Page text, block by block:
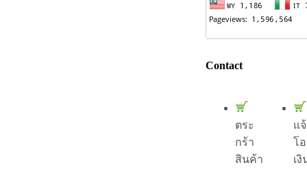
Contact
ตระ
กร้า
สินค้า
แ
โ
เงิ